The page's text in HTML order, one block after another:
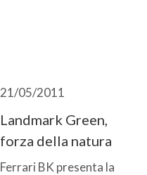
21/05/2011
Landmark Green,
forza della natura
Ferrari BK presenta la